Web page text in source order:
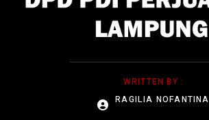
WRITTEN BY :
RAGILIA NOFANTINA